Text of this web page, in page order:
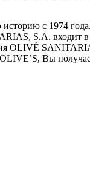
с 1974
S.A. входит в
OLIVÉ
Вы